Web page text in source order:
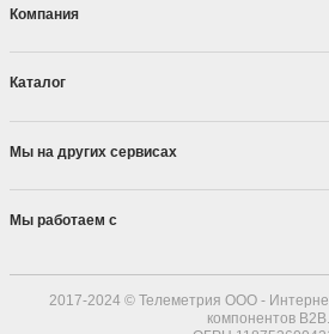
Компания
Каталог
Мы на других сервисах
Мы работаем с
2017-2024 © Телеметрия ООО -
компонентов B2B.